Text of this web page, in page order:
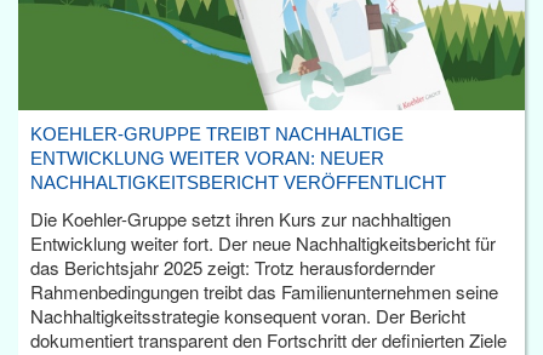
KOEHLER-GRUPPE TREIBT NACHHALTIGE
ENTWICKLUNG WEITER VORAN: NEUER
NACHHALTIGKEITSBERICHT VERÖFFENTLICHT
Die Koehler-Gruppe setzt ihren Kurs zur nachhaltigen
Entwicklung weiter fort. Der neue Nachhaltigkeitsbericht für
das Berichtsjahr 2025 zeigt: Trotz herausfordernder
Rahmenbedingungen treibt das Familienunternehmen seine
Nachhaltigkeitsstrategie konsequent voran. Der Bericht
dokumentiert transparent den Fortschritt der definierten Ziele